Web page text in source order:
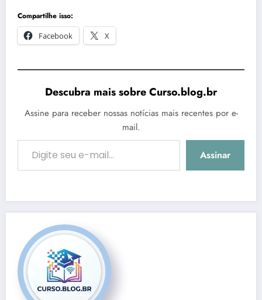
Compartilhe isso:
Facebook
X
Descubra mais sobre Curso.blog.br
Assine para receber nossas notícias mais recentes por e-
mail.
Digite seu e-mail…
Assinar